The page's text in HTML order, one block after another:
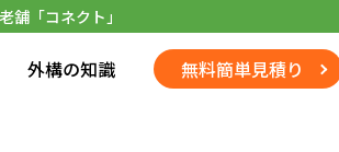
舗「コネクト」
外構の知識 無料簡単見積り